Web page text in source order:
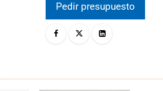
Pedir presupuesto